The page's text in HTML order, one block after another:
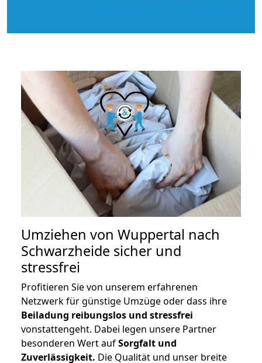
Umziehen von Wuppertal nach
Schwarzheide sicher und
stressfrei
Profitieren Sie von unserem erfahrenen
Netzwerk für günstige Umzüge oder dass ihre
Beiladung reibungslos und stressfrei
vonstattengeht. Dabei legen unsere Partner
besonderen Wert aufSorgfalt und
Zuverlässigkeit. Die Qualität und unser breite